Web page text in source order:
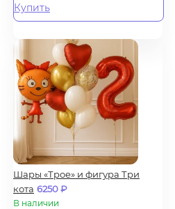
Купить
Шары «Трое» и фигура Три
кота 6250₽
В наличии